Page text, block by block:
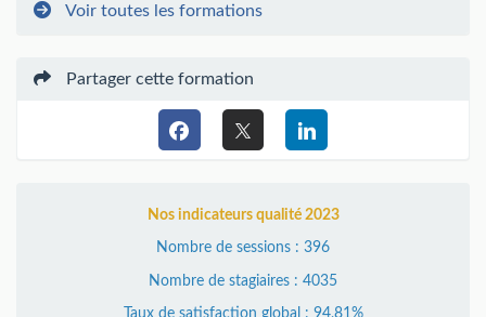
Voir toutes les formations
Partager cette formation
Nos indicateurs qualité 2023
Nombre de sessions : 396
Nombre de stagiaires : 4035
Taux de satisfaction global : 94,81%